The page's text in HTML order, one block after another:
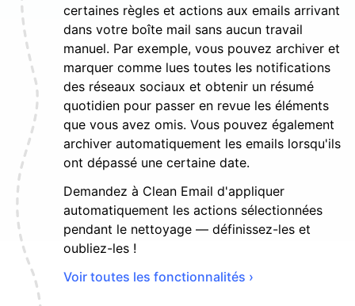
certaines règles et actions aux emails arrivant
dans votre boîte mail sans aucun travail
manuel. Par exemple, vous pouvez archiver et
marquer comme lues toutes les notifications
des réseaux sociaux et obtenir un résumé
quotidien pour passer en revue les éléments
que vous avez omis. Vous pouvez également
archiver automatiquement les emails lorsqu'ils
ont dépassé une certaine date.
Demandez à Clean Email d'appliquer
automatiquement les actions sélectionnées
pendant le nettoyage — définissez-les et
oubliez-les !
Voir toutes les fonctionnalités ›